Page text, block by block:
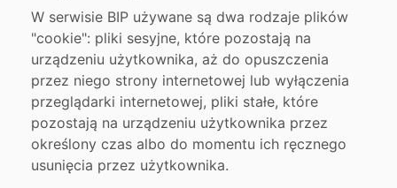
W serwisie BIP używane są dwa rodzaje plików
"cookie": pliki sesyjne, które pozostają na
urządzeniu użytkownika, aż do opuszczenia
przez niego strony internetowej lub wyłączenia
przeglądarki internetowej, pliki stałe, które
pozostają na urządzeniu użytkownika przez
określony czas albo do momentu ich ręcznego
usunięcia przez użytkownika.